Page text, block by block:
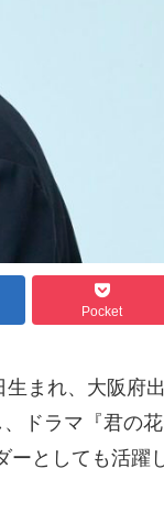
Pocket
まれ、大阪府
ドラマ『君の
としても活躍